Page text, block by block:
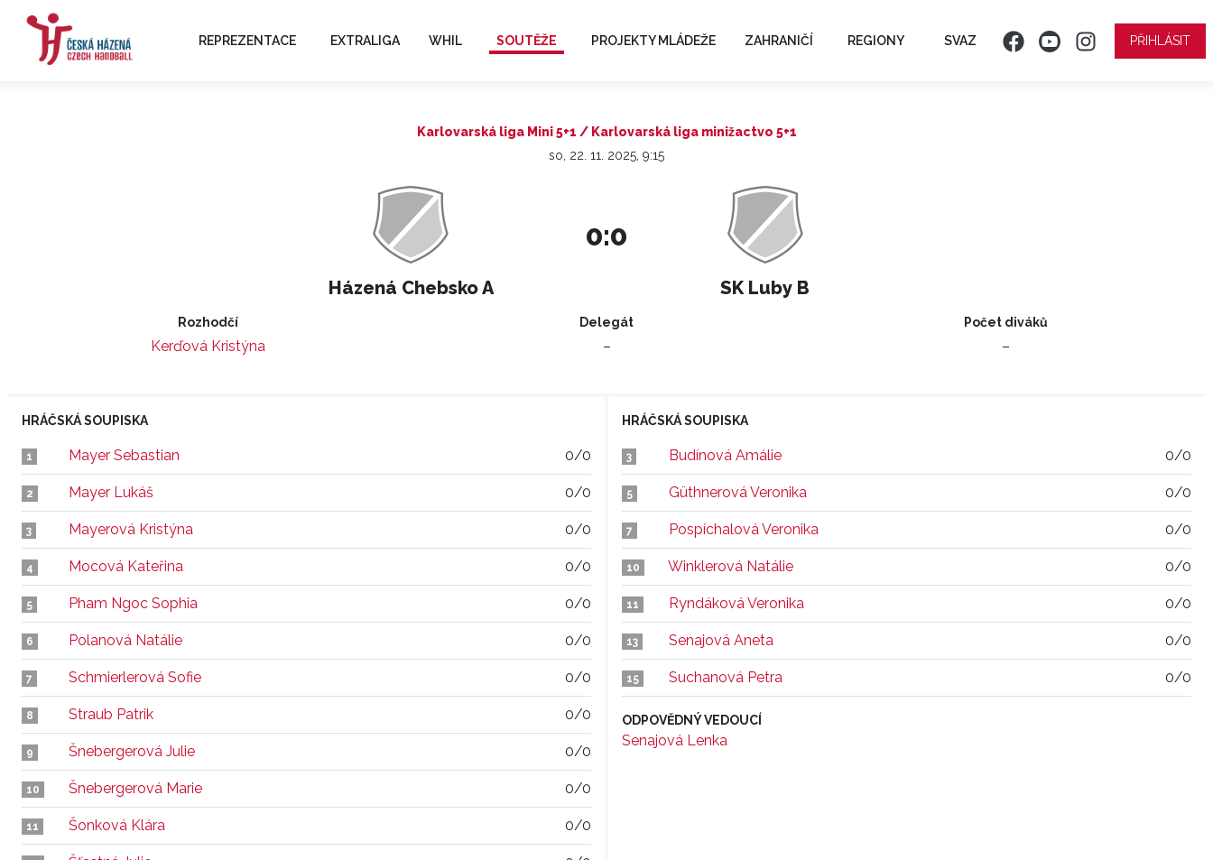
REPREZENTACE EXTRALIGA WHIL SOUTĚŽE PROJEKTY MLÁDEŽE ZAHRANIČÍ REGIONY SVAZ PŘIHLÁSIT
Karlovarská liga Mini 5+1 / Karlovarská liga minižactvo 5+1
so, 22. 11. 2025, 9:15
Házená Chebsko A
0:0
SK Luby B
Rozhodčí
Kerďová Kristýna
Delegát
–
Počet diváků
–
HRÁČSKÁ SOUPISKA
1 Mayer Sebastian 0/0
2 Mayer Lukáš 0/0
3 Mayerová Kristýna 0/0
4 Mocová Kateřina 0/0
5 Pham Ngoc Sophia 0/0
6 Polanová Natálie 0/0
7 Schmierlerová Sofie 0/0
8 Straub Patrik 0/0
9 Šnebergerová Julie 0/0
10 Šnebergerová Marie 0/0
11 Šonková Klára 0/0
HRÁČSKÁ SOUPISKA
3 Budínová Amálie 0/0
5 Güthnerová Veronika 0/0
7 Pospíchalová Veronika 0/0
10 Winklerová Natálie 0/0
11 Ryndáková Veronika 0/0
13 Senajová Aneta 0/0
15 Suchanová Petra 0/0
ODPOVĚDNÝ VEDOUCÍ
Senajová Lenka